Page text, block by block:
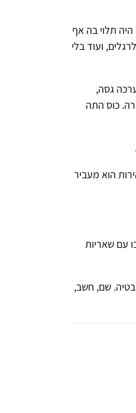
תלוי בה אף
ועוד בלי
גסה,
כוס התה
הוא מעביר
עם שאריות
שם, חשב,